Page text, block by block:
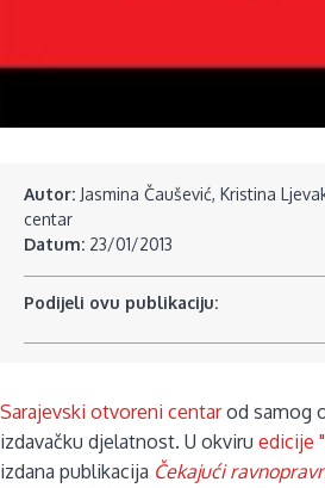
Autor: Jasmina Čaušević, Kristina
centar
Datum: 23/01/2013
Podijeli ovu publikaciju:
Sarajevski otvoreni centarod samog
izdavačku djelatnost. U okviru edicije
izdana publikacija Čekajući